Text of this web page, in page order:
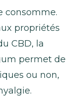
consomme.
propriétés
CBD, la
permet de
ou non,